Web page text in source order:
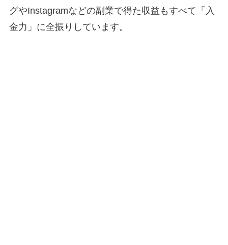
グやInstagramなどの副業で得た収益もすべて「入
金力」に全振りしています。